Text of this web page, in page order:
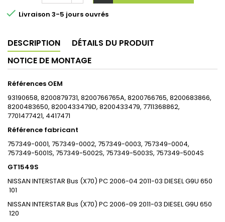
 Livraison 3-5 jours ouvrés
DESCRIPTION
DÉTAILS DU PRODUIT
NOTICE DE MONTAGE
Références OEM
93190658, 8200879731, 8200766765A, 8200766765, 8200683866,
8200483650, 8200433479D, 8200433479, 7711368862,
7701477421, 4417471
Référence fabricant
757349-0001, 757349-0002, 757349-0003, 757349-0004,
757349-5001S, 757349-5002S, 757349-5003S, 757349-5004S
GT1549S
NISSAN INTERSTAR Bus (X70) PC2006-04 2011-03 DIESELG9U 650
101
NISSAN INTERSTAR Bus (X70) PC2006-09 2011-03 DIESELG9U 650
120